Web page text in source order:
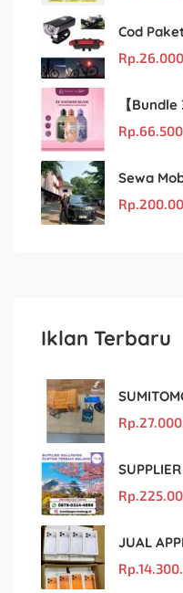
Rp.26.000
Rp.66.500
Rp.
Iklan Terbaru
Rp.
Rp.
Rp.